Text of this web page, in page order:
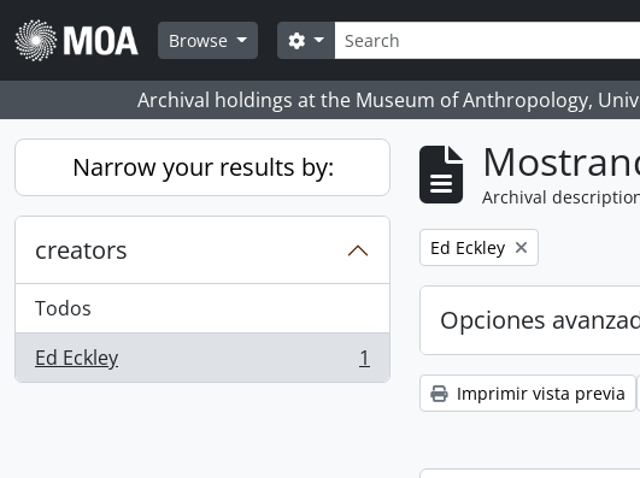
Skip to main content
Browse
Búsqueda
Search options
Archival holdings at the Museum of Anthropology,
Narrow your results by:
creators
Todos
Ed Eckley
, 1 resultados 1
Archival
Remove filter:
Ed Eckley
Opciones
Imprimir vista previa